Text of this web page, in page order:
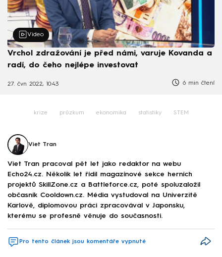
Video
Vrchol zdražování je před námi, varuje Kovanda a
radí, do čeho nejlépe investovat
27. čvn 2022, 10:43 6 min čtení
krize průzkum ekonomika statistiky STEM
Viet Tran
Viet Tran pracoval pět let jako redaktor na webu
Echo24.cz. Několik let řídil magazínové sekce herních
projektů SkillZone.cz a Battleforce.cz, poté spoluzaložil
občasník Cooldown.cz. Média vystudoval na Univerzitě
Karlově, diplomovou práci zpracovával v Japonsku,
kterému se profesně věnuje do současnosti.
Pro tento článek jsou komentáře vypnuté